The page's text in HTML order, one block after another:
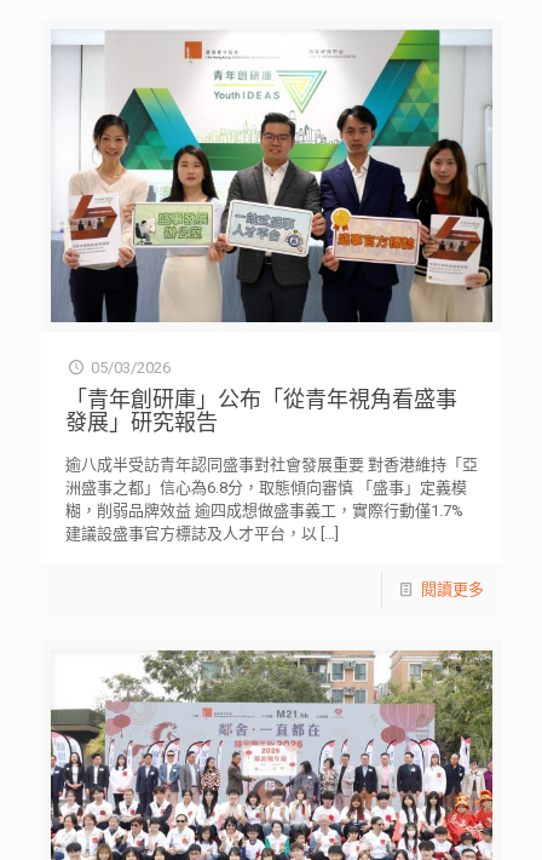
05/03/2026
「青年創研庫」公布「從青年視角看盛事
發展」研究報告
逾八成半受訪青年認同盛事對社會發展重要 對香港維持「亞
洲盛事之都」信心為6.8分，取態傾向審慎 「盛事」定義模
糊，削弱品牌效益 逾四成想做盛事義工，實際行動僅1.7%
建議設盛事官方標誌及人才平台，以 […]
閱讀更多